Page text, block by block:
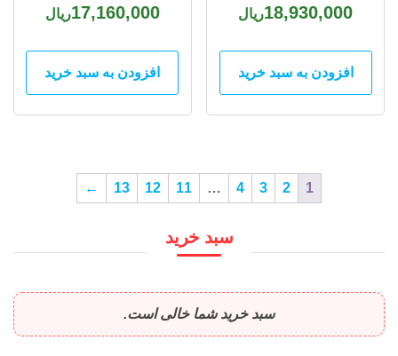
18,930,000ریال
افزودن به سبد خرید
17,160,000ریال
افزودن به سبد خرید
1
2
3
4
…
11
12
13
←
سبد خرید
سبد خرید شما خالی است.